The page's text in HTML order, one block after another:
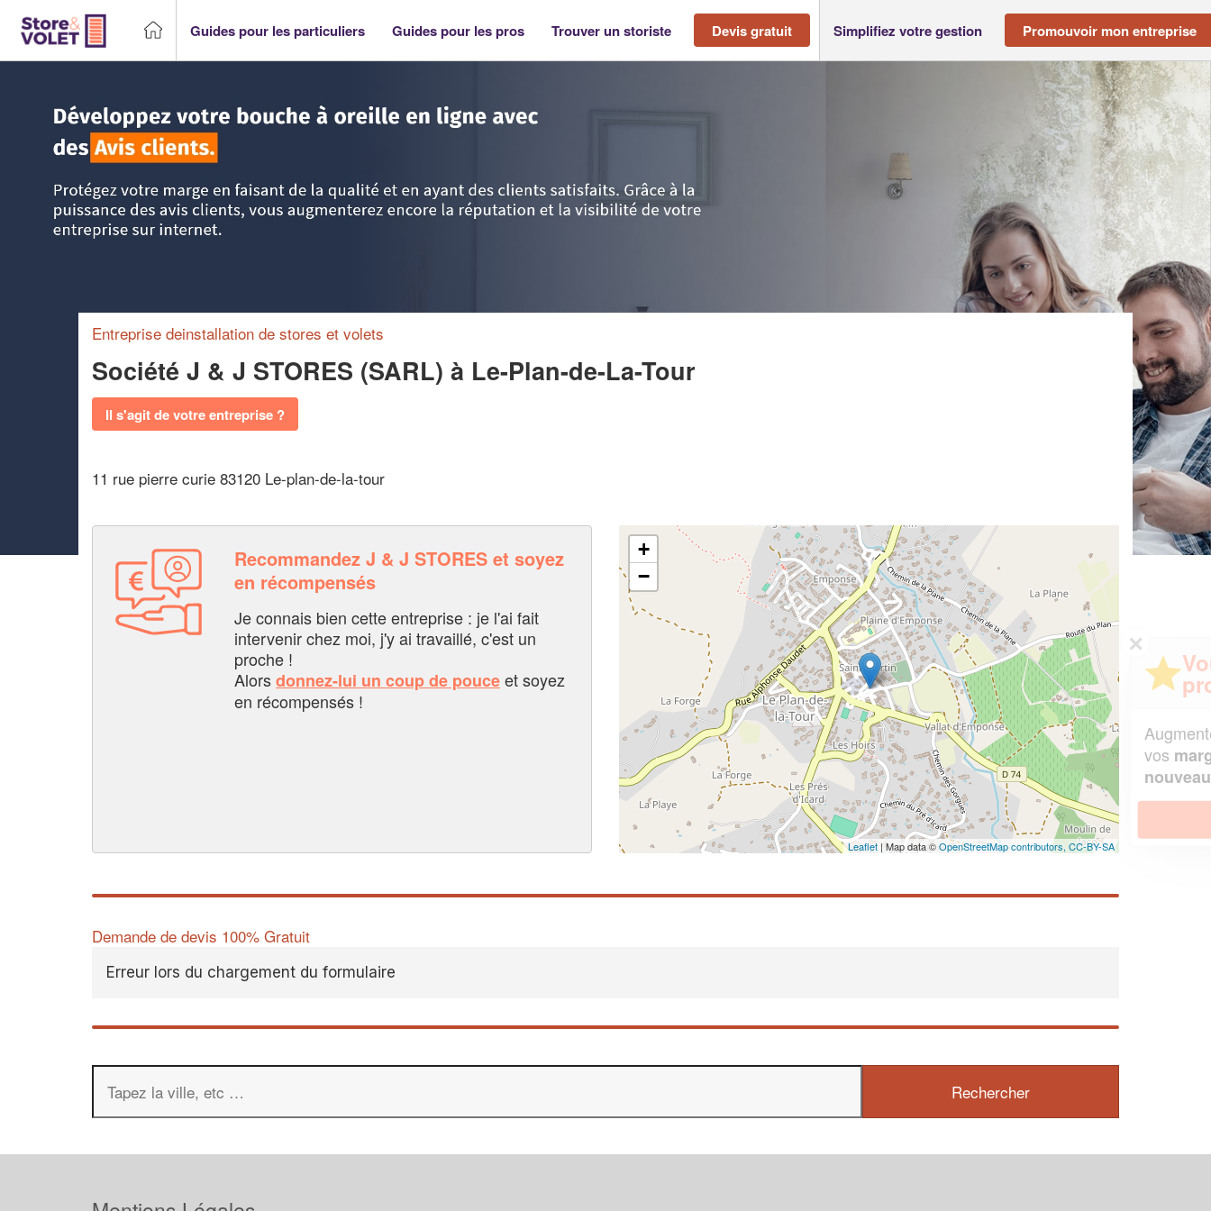
Guides pour les particuliers Guides pour les pros Trouver un storiste Devis gratuit Simplifiez votre gestion Promouvoir mon entreprise
Entreprise deinstallation de stores et volets
Société J & J STORES (SARL) à Le-Plan-de-La-Tour
Il s'agit de votre entreprise ?
11 rue pierre curie 83120 Le-plan-de-la-tour
Recommandez J & J STORES et soyez
en récompensés
Je connais bien cette entreprise : je l'ai fait
intervenir chez moi, j'y ai travaillé, c'est un
proche !
Alorsdonnez-lui un coup de pouceet soyez
en récompensés !
+
−
Leaflet | Map data ©OpenStreetMap contributors, CC-BY-SA
Demande de devis 100% Gratuit
Erreur lors du chargement du formulaire
✕
Vous êtes un
professionnel ?
Augmentez votrechiffre d'affaireset
vos
margestout en gagnant de
nouveaux clients!
En savoir plus